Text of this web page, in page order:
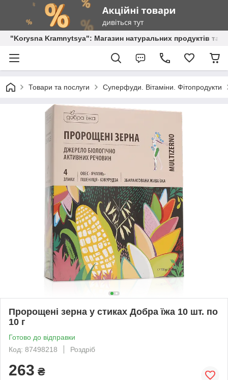
"Korysna Kramnytsya": Магазин натуральних продуктів та
Товари та послуги Суперфуди. Вітаміни. Фітопродукти
Пророщені зерна у стиках Добра їжа 10 шт. по
10 г
Готово до відправки
Код: 87498218
Роздріб
263 ₴